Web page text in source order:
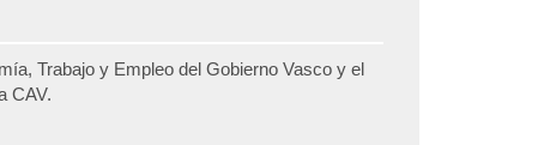
Trabajo y Empleo del Gobierno Vasco y el
CAV.